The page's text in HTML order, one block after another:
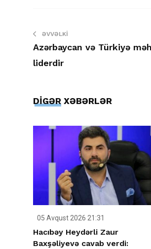
ƏVVƏLKI
Azərbaycan və Türkiyə
liderdir
DİGƏR XƏBƏRLƏR
05 Avqust 2026 21:31
Hacıbəy Heydərli Zaur
Baxşəliyevə cavab verdi: